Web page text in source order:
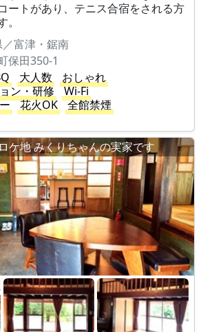
ートがあり、テニス合宿をされる方
富津・鋸南
保田350-1
大人数
おしゃれ
ン・研修
Wi-Fi
花火OK
全館禁煙
ケ地 みくりちゃんの実家です